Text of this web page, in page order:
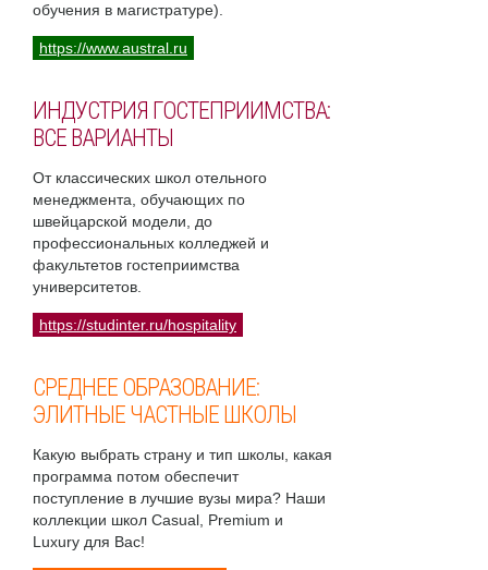
обучения в магистратуре).
https://www.austral.ru
ИНДУСТРИЯ ГОСТЕПРИИМСТВА:
ВСЕ ВАРИАНТЫ
От классических школ отельного
менеджмента, обучающих по
швейцарской модели, до
профессиональных колледжей и
факультетов гостеприимства
университетов.
https://studinter.ru/hospitality
СРЕДНЕЕ ОБРАЗОВАНИЕ:
ЭЛИТНЫЕ ЧАСТНЫЕ ШКОЛЫ
Какую выбрать страну и тип школы, какая
программа потом обеспечит
поступление в лучшие вузы мира? Наши
коллекции школ Casual, Premium и
Luxury для Вас!